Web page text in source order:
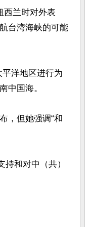
西兰时对外表
台湾海峡的可能
洋地区进行为
中国海。
，但她强调“和
和对中（共）